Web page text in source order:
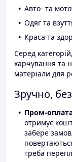
Авто- та
Одяг та
Краса та
Серед
харчування та
матеріали для
Зручно,
Пром-
отримує
забере
треба